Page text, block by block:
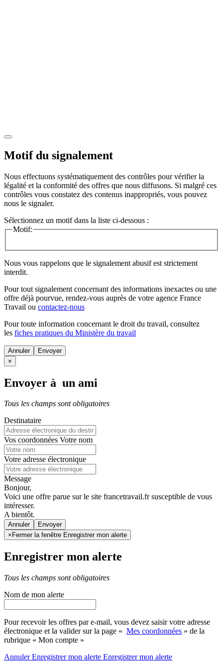
Motif du signalement
Nous effectuons systématiquement des contrôles pour vérifier la
légalité et la conformité des offres que nous diffusons. Si malgré ces
contrôles vous constatez des contenus inappropriés, vous pouvez
nous le signaler.
Sélectionnez un motif dans la liste ci-dessous :
Motif:
Nous vous rappelons que le signalement abusif est strictement
interdit.
Pour tout signalement concernant des informations inexactes ou une
offre déjà pourvue, rendez-vous auprès de votre agence France
Travail ou contactez-nous
Pour toute information concernant le droit du travail, consultez
les fiches pratiques du Ministère du travail
Annuler
×
Envoyer à un ami
Tous les champs sont obligatoires
Destinataire
Vos coordonnées Votre nom
Votre adresse électronique
Message
Bonjour,
Voici une offre parue sur le site francetravail.fr susceptible de vous
intéresser.
A bientôt.
Annuler
× Fermer la fenêtre Enregistrer mon alerte
Enregistrer mon alerte
Tous les champs sont obligatoires
Nom de mon alerte
Pour recevoir les offres par e-mail, vous devez saisir votre adresse
électronique et la valider sur la page « Mes coordonnées » de la
rubrique « Mon compte »
AnnulerEnregistrer mon alerte Enregistrermon alerte